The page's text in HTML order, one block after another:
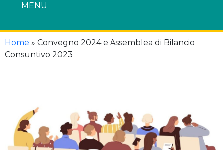
MENU
Home » Convegno 2024 e Assemblea di Bilancio
Consuntivo 2023